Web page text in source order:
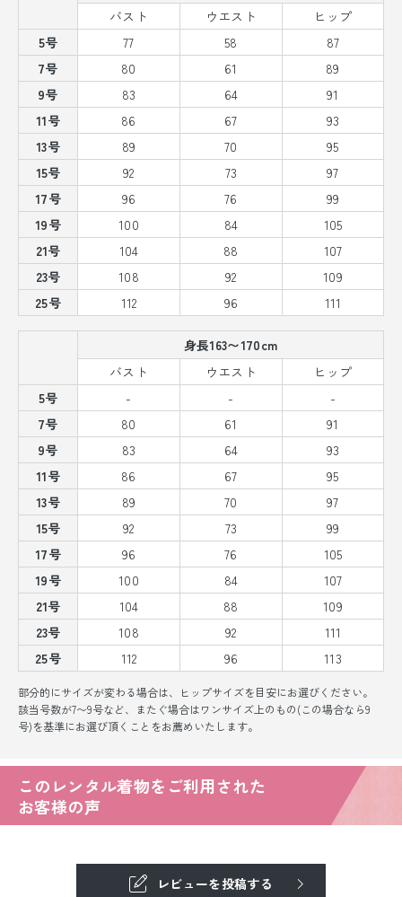
バスト
ウエスト
ヒップ
5号
77 58
87
7号
80 61
89
9号
83 64
91
11号
86 67
93
13号
89 70
95
15号
92 73
97
17号
96 76
99
19号
100 84
105
21号
104 88
107
23号
108 92
109
25号
112 96 111
身長163〜170cm
バスト
ウエスト
ヒップ
5号
- -
-
7号
80 61
91
9号
83 64
93
11号
86 67
95
13号
89 70
97
15号
92 73
99
17号
96 76
105
19号
100 84
107
21号
104 88
109
23号
108 92
111
25号
112 96 113
部分的にサイズが変わる場合は、ヒップサイズを目安にお選びください。
該当号数が7〜9号など、またぐ場合はワンサイズ上のもの(この場合なら9
号)を基準にお選び頂くことをお薦めいたします。
このレンタル着物をご利用された
お客様の声
レビューを投稿する